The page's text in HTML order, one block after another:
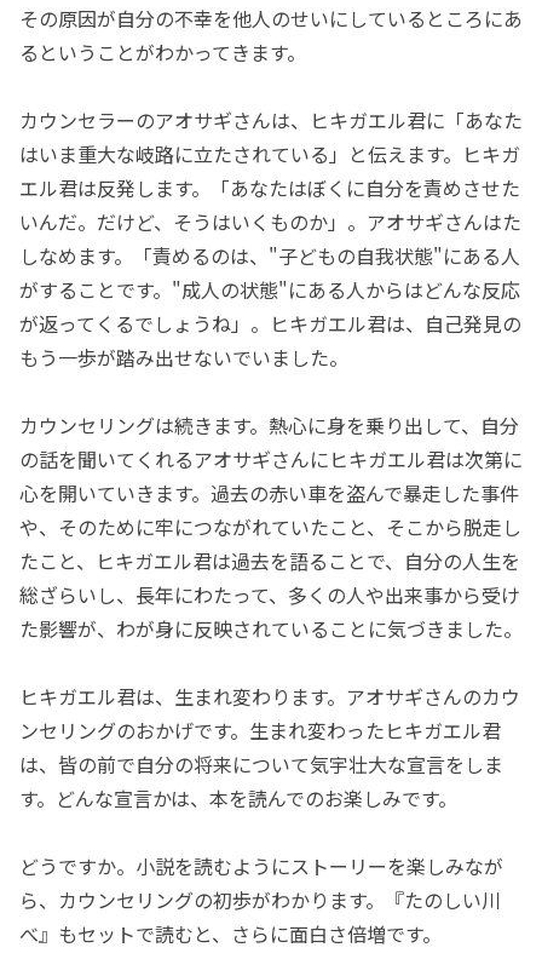
その原因が自分の不幸を他人のせいにしているところにあ
るということがわかってきます。
カウンセラーのアオサギさんは、ヒキガエル君に「あなた
はいま重大な岐路に立たされている」と伝えます。ヒキガ
エル君は反発します。「あなたはぼくに自分を責めさせた
いんだ。だけど、そうはいくものか」。アオサギさんはた
しなめます。「責めるのは、"子どもの自我状態"にある人
がすることです。"成人の状態"にある人からはどんな反応
が返ってくるでしょうね」。ヒキガエル君は、自己発見の
もう一歩が踏み出せないでいました。
カウンセリングは続きます。熱心に身を乗り出して、自分
の話を聞いてくれるアオサギさんにヒキガエル君は次第に
心を開いていきます。過去の赤い車を盗んで暴走した事件
や、そのために牢につながれていたこと、そこから脱走し
たこと、ヒキガエル君は過去を語ることで、自分の人生を
総ざらいし、長年にわたって、多くの人や出来事から受け
た影響が、わが身に反映されていることに気づきました。
ヒキガエル君は、生まれ変わります。アオサギさんのカウ
ンセリングのおかげです。生まれ変わったヒキガエル君
は、皆の前で自分の将来について気宇壮大な宣言をしま
す。どんな宣言かは、本を読んでのお楽しみです。
どうですか。小説を読むようにストーリーを楽しみなが
ら、カウンセリングの初歩がわかります。『たのしい川
べ』もセットで読むと、さらに面白さ倍増です。